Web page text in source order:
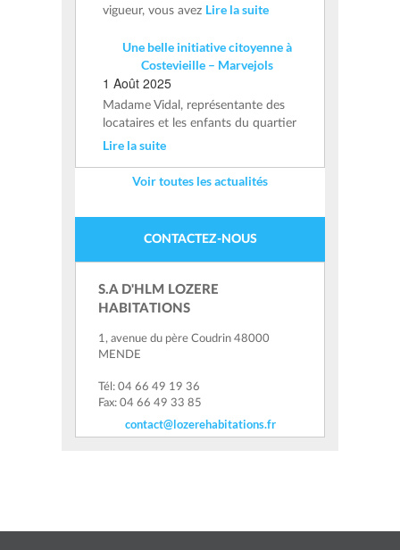
vigueur, vous avez Lire la suite
Une belle initiative citoyenne à
Costevieille – Marvejols
1 Août 2025
Madame Vidal, représentante des
locataires et les enfants du quartier
Lire la suite
Voir toutes les actualités
CONTACTEZ-NOUS
S.A D'HLM LOZERE
HABITATIONS
1, avenue du père Coudrin 48000
MENDE
Tél: 04 66 49 19 36
Fax: 04 66 49 33 85
contact@lozerehabitations.fr